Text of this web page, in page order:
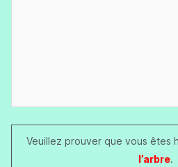
Veuillez prouver que vous êtes
l’arbre.